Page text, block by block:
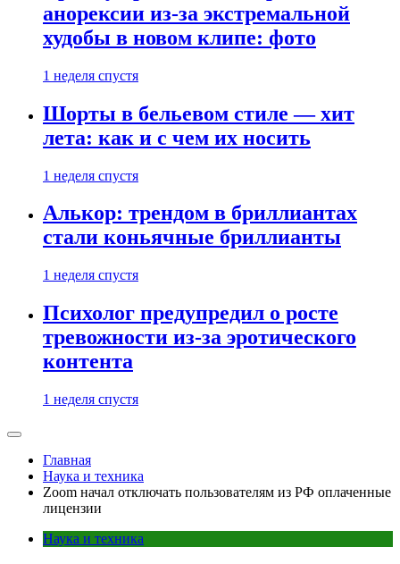
анорексии из-за экстремальной
худобы в новом клипе: фото
1 неделя спустя
Шорты в бельевом стиле — хит
лета: как и с чем их носить
1 неделя спустя
Алькор: трендом в бриллиантах
стали коньячные бриллианты
1 неделя спустя
Психолог предупредил о росте
тревожности из-за эротического
контента
1 неделя спустя
Главная
Наука и техника
Zoom начал отключать пользователям из РФ оплаченные
лицензии
Наука и техника